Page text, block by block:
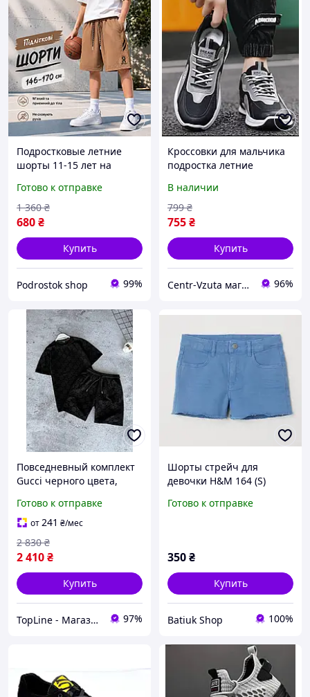
Подростковые летние
шорты 11-15 лет на
мальчику, детские тонкие
шорты трикотаж
хорошего качества на
каждый день
Готово к отправке
680₴
1 360 ₴
Купить
Podrostok shop 99%
Кроссовки для мальчика
подростка летние
легкая повседневная
обувь в школу
В наличии
755₴
799 ₴
Купить
Centr-Vzuta магазин обуви, одежды и товаров для дома 96%
Повседневный комплект
Gucci черного цвета,
Гуччи для активного
отдыха, Летний костюм
для подростков
Готово к отправке
от241 ₴/мес
2 410₴
2 830 ₴
Купить
TopLine - Магазин крутых товаров 97%
Шорты стрейч для
девочки H&M 164 (S)
Готово к отправке
350₴
Купить
Batiuk Shop 100%